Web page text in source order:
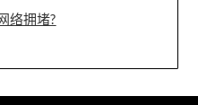
络拥堵?